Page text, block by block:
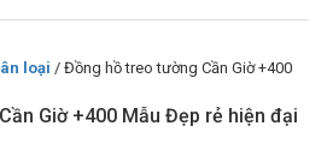
loại / Đồng hồ treo tường Cần Giờ +400
Giờ +400 Mẫu Đẹp rẻ hiện đại